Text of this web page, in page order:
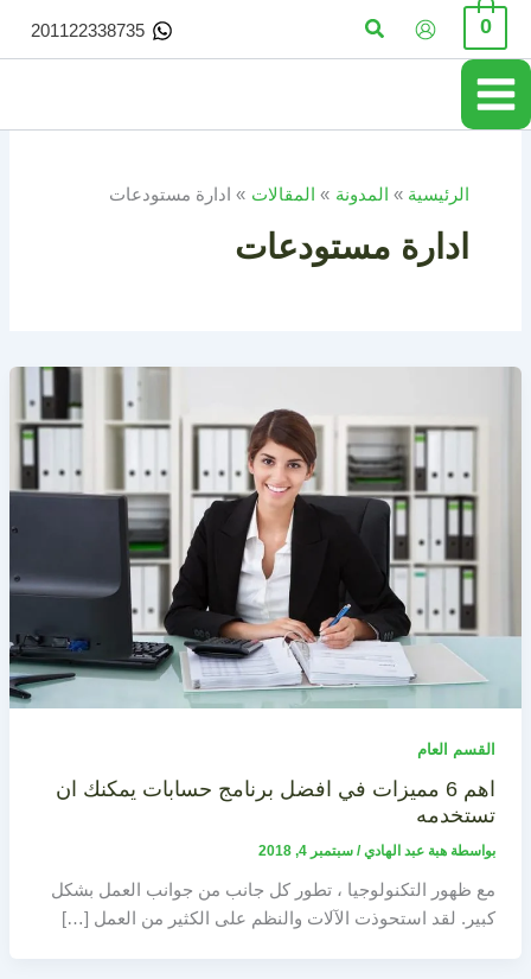
تخطي
المحتوى
0 البحث 201122338735
الرئيسية المدونة المقالات ادارة مستودعات
ادارة مستودعات
القسم العام
اهم 6 مميزات في افضل برنامج حسابات يمكنك ان
تستخدمه
بواسطة هبة عبد الهادي/ سبتمبر 4, 2018
مع ظهور التكنولوجيا ، تطور كل جانب من جوانب العمل بشكل
كبير. لقد استحوذت الآلات والنظم على الكثير من العمل […]